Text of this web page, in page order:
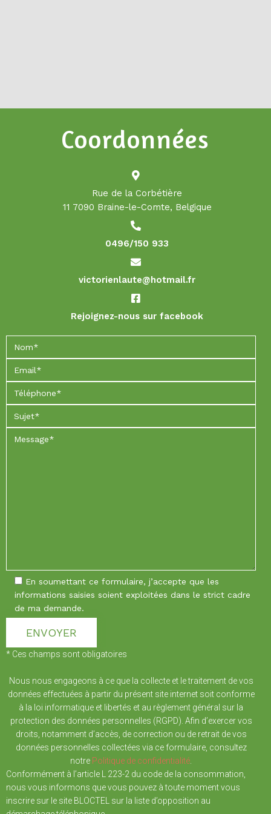
Coordonnées
Rue de la Corbétière
11 7090 Braine-le-Comte, Belgique
0496/150 933
victorienlaute@hotmail.fr
Rejoignez-nous sur facebook
En soumettant ce formulaire, j’accepte que les
informations saisies soient exploitées dans le strict cadre
de ma demande.
* Ces champs sont obligatoires
Nous nous engageons à ce que la collecte et le traitement de vos
données effectuées à partir du présent site internet soit conforme
à la loi informatique et libertés et au règlement général sur la
protection des données personnelles (RGPD). Afin d’exercer vos
droits, notamment d’accès, de correction ou de retrait de vos
données personnelles collectées via ce formulaire, consultez
notre Politique de confidentialité.
Conformément à l’article L 223-2 du code de la consommation,
nous vous informons que vous pouvez à toute moment vous
inscrire sur le site BLOCTEL sur la liste d’opposition au